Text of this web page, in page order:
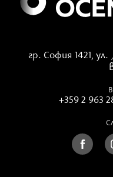
всички трябвало да
се, че паднали в нея
русалките. След
най-рано и бързо,
това не трябвало да
част от лечебната
която болният
следващите 40 дни.
гр. София 1421, ул.
+359 2 963